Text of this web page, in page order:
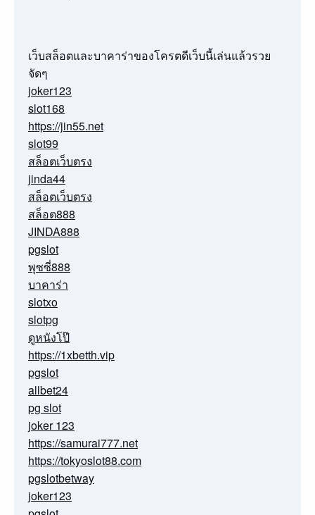
เว็บสล็อตและบาคาร่าของโครตดีเว็บนี้เล่นแล้วรวย
จัดๆ
joker123
slot168
https://jin55.net
slot99
สล็อตเว็บตรง
jinda44
สล็อตเว็บตรง
สล็อต888
JINDA888
pgslot
พุซซี่888
บาคาร่า
slotxo
slotpg
ดูหนังโป๊
https://1xbetth.vip
pgslot
allbet24
pg slot
joker 123
https://samurai777.net
https://tokyoslot88.com
pgslotbetway
joker123